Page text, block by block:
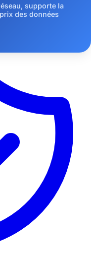
supporte la
des données